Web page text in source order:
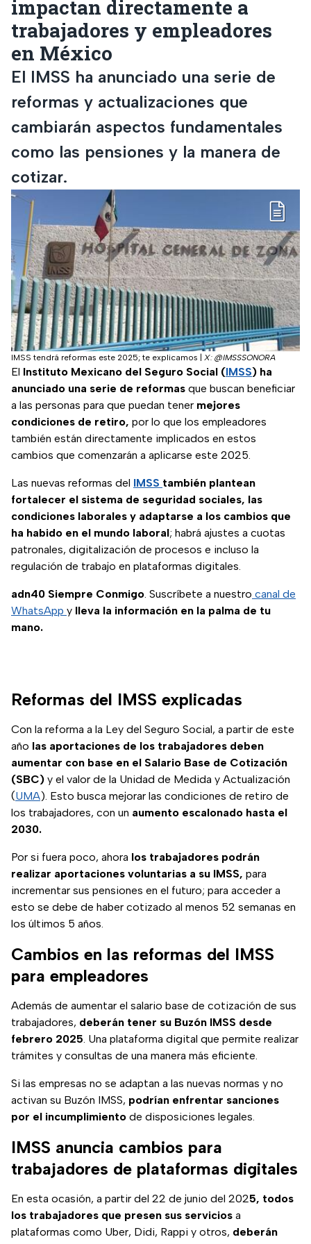
impactan directamente a
trabajadores y empleadores
en México
El IMSS ha anunciado una serie de
reformas y actualizaciones que
cambiarán aspectos fundamentales
como las pensiones y la manera de
cotizar.
IMSS tendrá reformas este 2025; te explicamos X: @IMSSSONORA
El Instituto Mexicano del Seguro Social (IMSS) ha
anunciado una serie de reformas que buscan beneficiar
a las personas para que puedan tener mejores
condiciones de retiro, por lo que los empleadores
también están directamente implicados en estos
cambios que comenzarán a aplicarse este 2025.
Las nuevas reformas del IMSS también plantean
fortalecer el sistema de seguridad sociales, las
condiciones laborales y adaptarse a los cambios que
ha habido en el mundo laboral; habrá ajustes a cuotas
patronales, digitalización de procesos e incluso la
regulación de trabajo en plataformas digitales.
adn40 Siempre Conmigo. Suscríbete a nuestro canal de
WhatsApp y lleva la información en la palma de tu
mano.
Reformas del IMSS explicadas
Con la reforma a la Ley del Seguro Social, a partir de este
año las aportaciones de los trabajadores deben
aumentar con base en el Salario Base de Cotización
(SBC) y el valor de la Unidad de Medida y Actualización
(UMA). Esto busca mejorar las condiciones de retiro de
los trabajadores, con un aumento escalonado hasta el
2030.
Por si fuera poco, ahora los trabajadores podrán
realizar aportaciones voluntarias a su IMSS, para
incrementar sus pensiones en el futuro; para acceder a
esto se debe de haber cotizado al menos 52 semanas en
los últimos 5 años.
Cambios en las reformas del IMSS
para empleadores
Además de aumentar el salario base de cotización de sus
trabajadores, deberán tener su Buzón IMSS desde
febrero 2025. Una plataforma digital que permite realizar
trámites y consultas de una manera más eficiente.
Si las empresas no se adaptan a las nuevas normas y no
activan su Buzón IMSS, podrían enfrentar sanciones
por el incumplimiento de disposiciones legales.
IMSS anuncia cambios para
trabajadores de plataformas digitales
En esta ocasión, a partir del 22 de junio del 2025, todos
los trabajadores que presen sus servicios a
plataformas como Uber, Didi, Rappi y otros, deberán